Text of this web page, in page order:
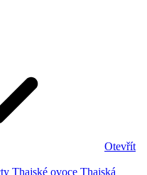
Otevřít
Thajské ovoce Thajská